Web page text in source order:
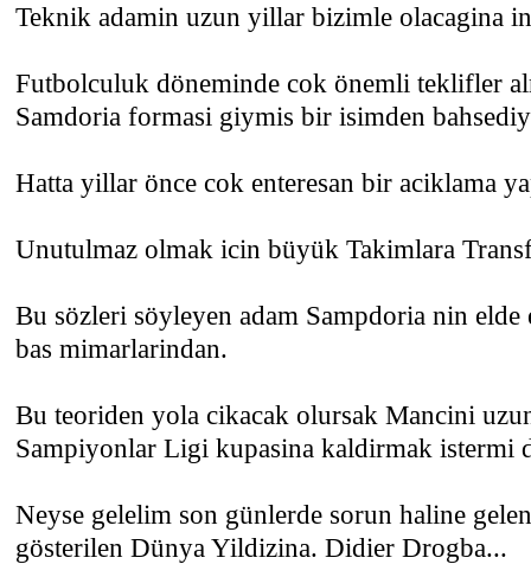
Teknik adamin uzun yillar bizimle olacagina
Futbolculuk döneminde cok önemli teklifler
Samdoria formasi giymis bir isimden
Hatta yillar önce cok enteresan bir aciklama
Unutulmaz olmak icin büyük Takimlara
Bu sözleri söyleyen adam Sampdoria nin
bas mimarlarindan.
Bu teoriden yola cikacak olursak Mancini
Sampiyonlar Ligi kupasina kaldirmak istermi
Neyse gelelim son günlerde sorun haline
gösterilen Dünya Yildizina. Didier Drogba...